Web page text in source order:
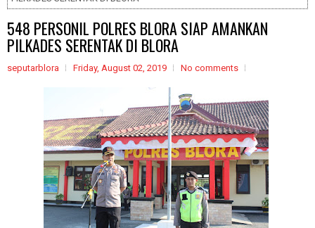
548 PERSONIL POLRES BLORA SIAP AMANKAN
PILKADES SERENTAK DI BLORA
seputarblora Friday, August 02, 2019 No comments